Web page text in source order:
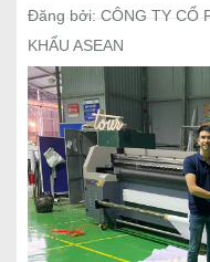
Đăng bởi: CÔNG TY CỔ
KHẨU ASEAN